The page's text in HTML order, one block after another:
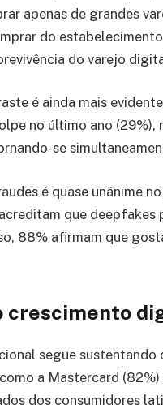
apenas de grandes
do
do varejo
é ainda mais
no último ano (29%),
se
é quase unânime
que deepfakes
88% afirmam que
crescimento
segue
a Mastercard
dos consumidores